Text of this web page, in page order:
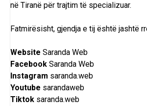
në Tiranë për trajtim të specializuar.
Fatmirësisht, gjendja e tij është jashtë
Website Saranda Web
Facebook Saranda Web
Instagram saranda.web
Youtube sarandaweb
Tiktok saranda.web